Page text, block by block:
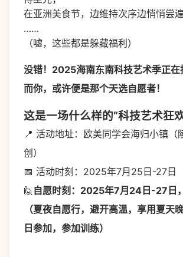
在亚洲美食节，边维持次序边悄悄尝
……
（嘘，这些都是躲藏福利）
没错！2025海南东南科技艺术季正在
而你，或许便是那个天选自愿者！
这是一场什么样的”科技艺术狂欢
📍 活动地址：欧美同学会海归小镇（
创）
📅 活动时刻：2025年7月25日-27日
🙋 自愿时刻：2025年7月24日-27日
（夏夜自愿行，避开高温，享用夏天
日参加，参加训练）